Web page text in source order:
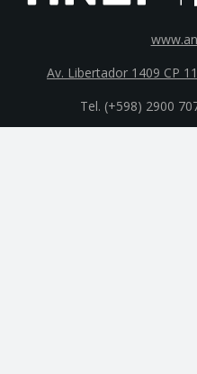
Av. Libertador 1409 CP
Tel. (+598) 2900